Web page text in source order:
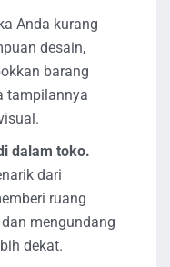
Anda kurang
desain,
barang
tampilannya
dalam toko.
dari
ruang
mengundang
dekat.